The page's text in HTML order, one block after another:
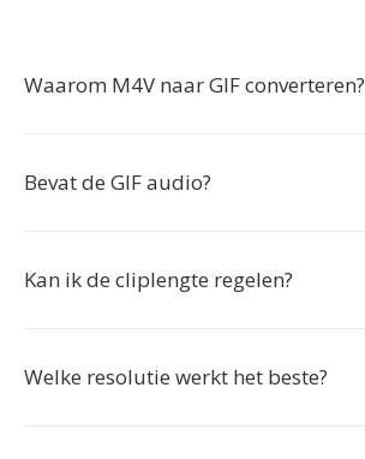
Waarom M4V naar GIF converteren?
Bevat de GIF audio?
Kan ik de cliplengte regelen?
Welke resolutie werkt het beste?